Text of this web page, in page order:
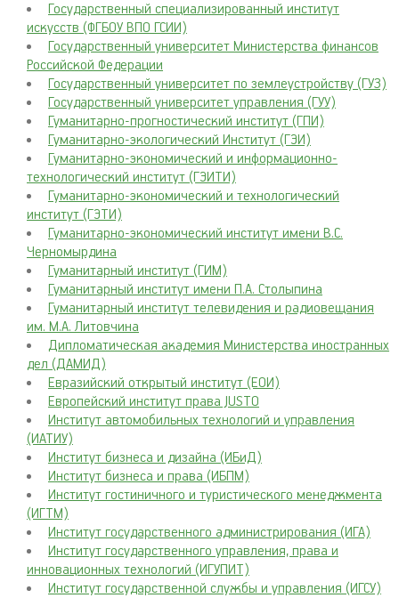
Государственный специализированный институт
искусств (ФГБОУ ВПО ГСИИ)
Государственный университет Министерства финансов
Российской Федерации
Государственный университет по землеустройству (ГУЗ)
Государственный университет управления (ГУУ)
Гуманитарно-прогностический институт (ГПИ)
Гуманитарно-экологический Институт (ГЭИ)
Гуманитарно-экономический и информационно-
технологический институт (ГЭИТИ)
Гуманитарно-экономический и технологический
институт (ГЭТИ)
Гуманитарно-экономический институт имени B.C.
Черномырдина
Гуманитарный институт (ГИМ)
Гуманитарный институт имени П.А. Столыпина
Гуманитарный институт телевидения и радиовещания
им. М.А. Литовчина
Дипломатическая академия Министерства иностранных
дел (ДАМИД)
Евразийский открытый институт (ЕОИ)
Европейский институт права JUSTO
Институт автомобильных технологий и управления
(ИАТИУ)
Институт бизнеса и дизайна (ИБиД)
Институт бизнеса и права (ИБПМ)
Институт гостиничного и туристического менеджмента
(ИГТМ)
Институт государственного администрирования (ИГА)
Институт государственного управления, права и
инновационных технологий (ИГУПИТ)
Институт государственной службы и управления (ИГСУ)